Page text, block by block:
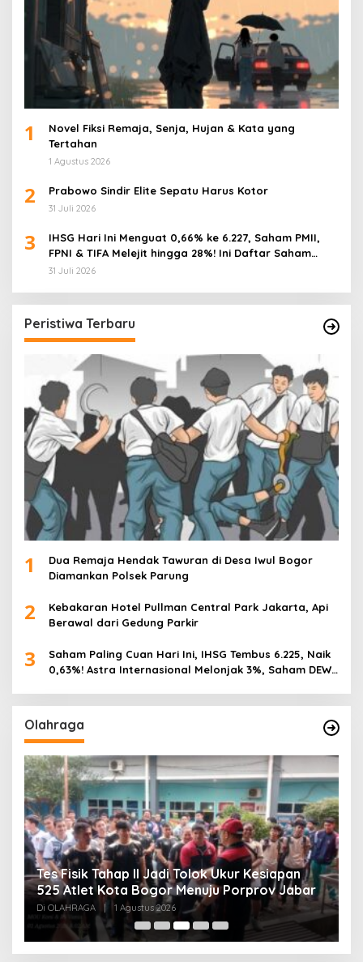
1
Novel Fiksi Remaja, Senja, Hujan & Kata yang
Tertahan
1 Agustus 2026
2 Prabowo Sindir Elite Sepatu Harus Kotor
31 Juli 2026
3
IHSG Hari Ini Menguat 0,66% ke 6.227, Saham PMII,
FPNI & TIFA Melejit hingga 28%! Ini Daftar Saham
Paling Cuan & Volume Tertinggi 31 Juli 2026
31 Juli 2026
Peristiwa Terbaru
1
Dua Remaja Hendak Tawuran di Desa Iwul Bogor
Diamankan Polsek Parung
2
Kebakaran Hotel Pullman Central Park Jakarta, Api
Berawal dari Gedung Parkir
3
Saham Paling Cuan Hari Ini, IHSG Tembus 6.225, Naik
0,63%! Astra Internasional Melonjak 3%, Saham DEWA
Olahraga
Hasil Timnas Indonesia vs Timor Leste:
Garuda Menang 3-0 di ASEAN Hyundai Cup
Di OLAHRAGA | 31 Juli 2026